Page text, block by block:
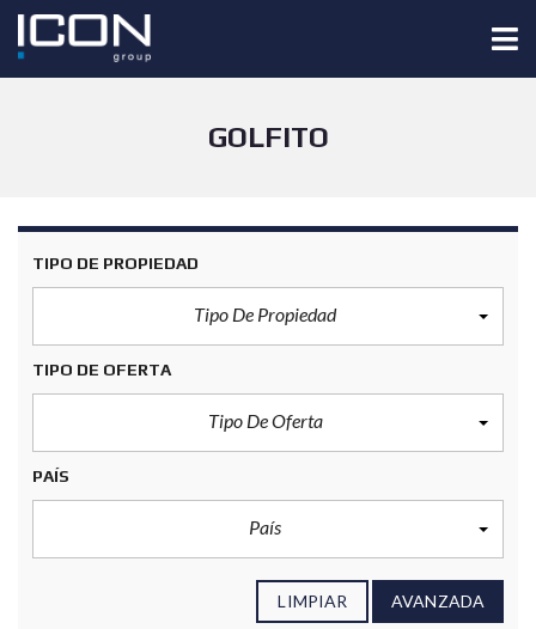
GOLFITO
TIPO DE PROPIEDAD
Tipo De Propiedad
TIPO DE OFERTA
Tipo De Oferta
PAÍS
País
LIMPIAR AVANZADA